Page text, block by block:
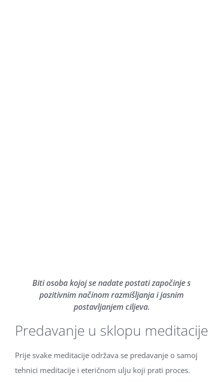
Biti osoba kojoj se nadate postati započinje s
pozitivnim načinom razmišljanja i jasnim
postavljanjem ciljeva.
Predavanje u sklopu meditacije
Prije svake meditacije održava se predavanje o samoj
tehnici meditacije i eteričnom ulju koji prati proces.